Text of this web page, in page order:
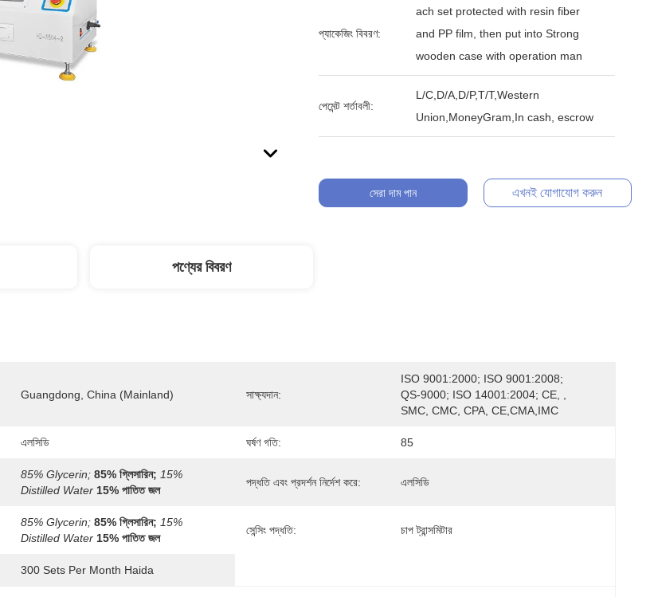
প্যাকেজিং বিবরণ:
ach set protected with resin fiber
and PP film, then put into Strong
wooden case with operation man
পেমেন্ট শর্তাবলী:
L/C,D/A,D/P,T/T,Western
Union,MoneyGram,In cash, escrow
সেরা দাম পান এখনই যোগাযোগ করুন
পণ্যের বিবরণ
Guangdong, China (Mainland) সাক্ষ্যদান:
ISO 9001:2000; ISO 9001:2008;
QS-9000; ISO 14001:2004; CE, ,
SMC, CMC, CPA, CE,CMA,IMC
এলসিডি ঘর্ষণ গতি: 85
85% Glycerin; 85% গ্লিসারিন; 15%
Distilled Water 15% পাতিত জল
পদ্ধতি এবং প্রদর্শন নির্দেশ করে: এলসিডি
85% Glycerin; 85% গ্লিসারিন; 15%
Distilled Water 15% পাতিত জল
সেন্সিং পদ্ধতি: চাপ ট্রান্সমিটার
300 Sets Per Month Haida